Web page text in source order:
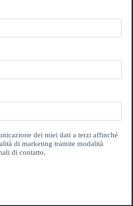
dei miei dati a terzi affinché
di marketing tramite modalità
di contatto.